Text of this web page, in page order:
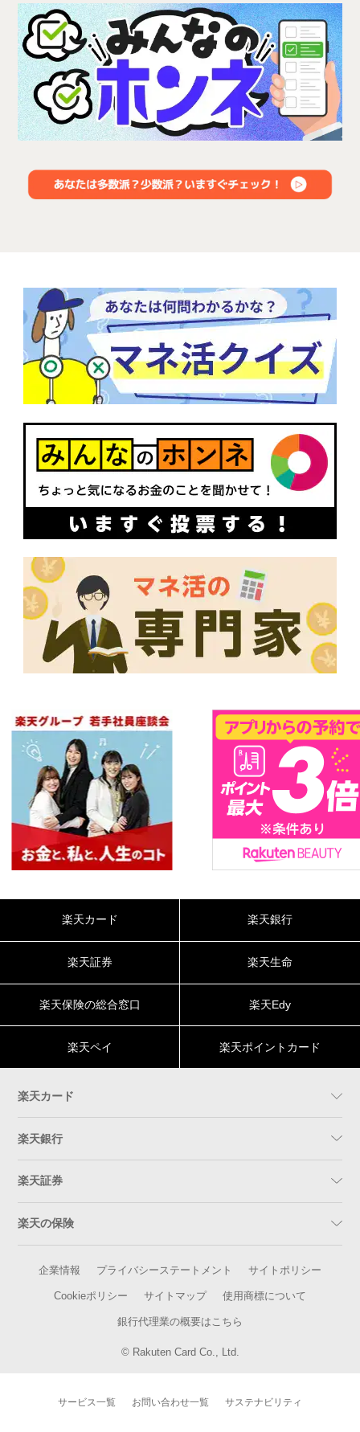
楽天カード 楽天銀行
楽天証券 楽天生命
楽天保険の総合窓口 楽天Edy
楽天ペイ 楽天ポイントカード
楽天カード
楽天銀行
楽天証券
楽天の保険
企業情報 プライバシーステートメント サイトポリシー
Cookieポリシー サイトマップ 使用商標について
銀行代理業の概要はこちら
© Rakuten Card Co., Ltd.
サービス一覧 お問い合わせ一覧 サステナビリティ